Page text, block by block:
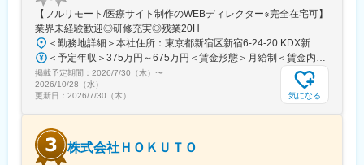
コミュニティを通じて、医師は他の専門領域の知見を得たり、診
療の選択肢を広げたりすることができ、結果的に患者さんにより
良い医療を届けることにつながっています。単なる情報共有にと
どまらず、医師同士の相互支援を通じて臨床力とモチベーション
を高める仕組みを提供している点が、当社サービスの大きな強み
となっています。
【フルリモート/医療サイト制作のWEBディレクター※完全在宅可】
業界未経験歓迎◎研修充実◎残業20H
＜勤務地詳細＞本社住所：東京都新宿区新宿6-24-20 KDX新宿6丁目ビル10F勤務地最寄駅：都営大江戸線、東京メトロ副都心線／東新宿駅受動喫煙対策：屋内全面禁煙変更の範囲：会社の定める事業所（リモートワーク含む）
＜予定年収＞375万円～675万円＜賃金形態＞月給制＜賃金内訳＞月額（基本給）：250,000円～450,000円＜月給＞250,000円～450,000円＜昇給有無＞有＜残業手当＞有＜給与補足＞■賞与：年2回※25年度実績4.08ヶ月分■昇給：年1回賃金はあくまでも目安の金額であり、選考を通じて上下する可能性があります。月給(月額)は固定手当を含めた表記です。
掲載予定期間： 2026/7/30（木） 〜
2026/10/28（水）
更新日： 2026/7/30（木） 気になる
株式会社ＨＯＫＵＴＯ